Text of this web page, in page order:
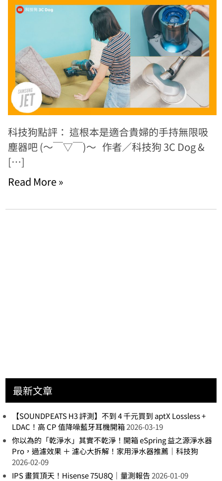
科技狗點評： 這根本是適合貴婦的手持無限吸
塵器吧 (～￣▽￣)～ 作者／科技狗 3C Dog &
[…]
Read More »
最新文章
【SOUNDPEATS H3 評測】不到 4 千元買到 aptX Lossless +
LDAC！高 CP 值降噪藍牙耳機開箱2026-03-19
你以為的「乾淨水」其實不乾淨！開箱 eSpring 益之源淨水器
Pro，過濾效果 ＋ 濾心大拆解！家用淨水器推薦｜科技狗
2026-02-09
IPS 畫質頂天！Hisense 75U8Q｜量測報告2026-01-09